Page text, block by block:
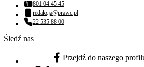
Numer telefonu:
801 04 45 45
Adres email:
redakcja@prawo.pl
Numer telefonu:
22 535 88 00
Śledź nas
facebook - otwiera się w nowej karcie
Przejdź do naszego